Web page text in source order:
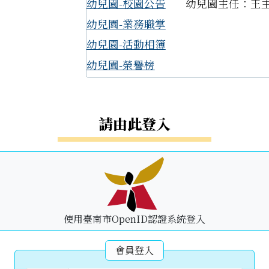
幼兒園-校園公告
幼兒園-業務職掌
幼兒園-活動相簿
幼兒園-榮譽榜
幼兒園主任：王
請由此登入
使用臺南市OpenID認證系統登入
會員登入